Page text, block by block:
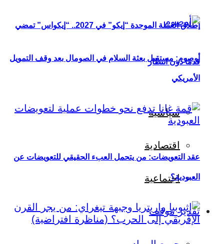
إطلاق العملة الموحدة “إيكو” في 2027.. “إيكواس” تمضي
قدمًا دون انتظار
سياسية
اقتصادية
اجتماعية
تقدير موقف
أوصوم: مستقبل بعثة السلام في الصومال بعد وقف التمويل
الأمريكي
عقد التعويضات: من يتحمل العبء الحقيقي للتعويضات عن
العبودية؟